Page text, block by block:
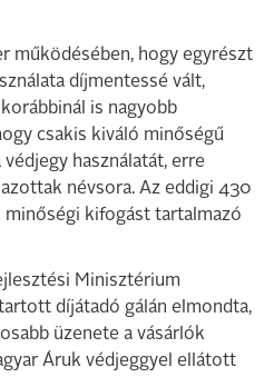
működésében, hogy egyrészt
díjmentessé vált,
is nagyobb
csakis kiváló minőségű
használatát, erre
névsora. Az eddigi 430
kifogást tartalmazó
Minisztérium
díjátadó gálán elmondta,
üzenete a vásárlók
Áruk védjeggyel ellátott